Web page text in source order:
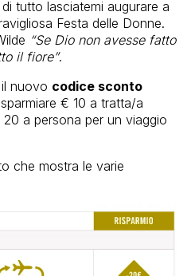
tutto lasciatemi augurare a
Festa delle Donne.
“Se Dio non avesse fatto
il fiore”.
nuovo codice sconto
€ 10 a tratta/a
a persona per un viaggio
che mostra le varie